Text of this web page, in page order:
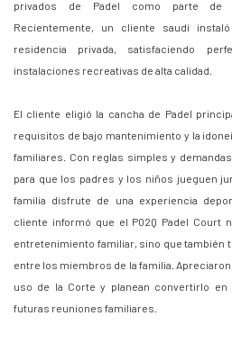
privados de Padel como parte de
Recientemente, un cliente saudí
residencia privada, satisfaciendo
instalaciones recreativas de alta calidad.
El cliente eligió la cancha de Padel
requisitos de bajo mantenimiento y la
familiares. Con reglas simples y
para que los padres y los niños jueguen
familia disfrute de una experiencia
cliente informó que el P02Q Padel Court
entretenimiento familiar, sino que también
entre los miembros de la familia.
uso de la Corte y planean convertirlo en
futuras reuniones familiares.